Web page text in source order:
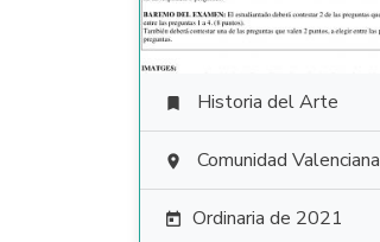
 Historia del Arte
 Comunidad Valenciana
 Ordinaria de 2021